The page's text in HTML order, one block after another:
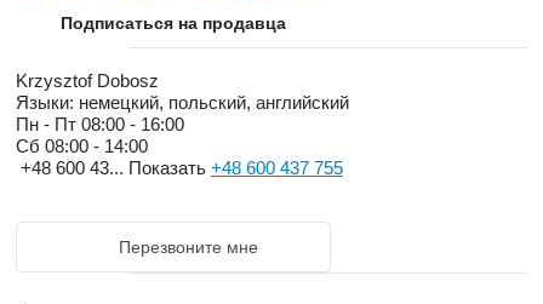
Подписаться на продавца
Krzysztof Dobosz
Языки: немецкий, польский, английский
Пн - Пт 08:00 - 16:00
Сб 08:00 - 14:00
+48 600 43... Показать +48 600 437 755
Перезвоните мне